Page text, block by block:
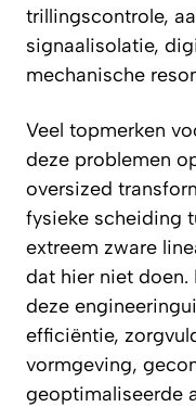
trillingscontrole,
signaalisolatie,
mechanische
Veel topmerken
deze problemen
oversized
fysieke scheiding
extreem zware
dat hier niet doen.
deze
efficiëntie,
vormgeving,
geoptimaliseerde